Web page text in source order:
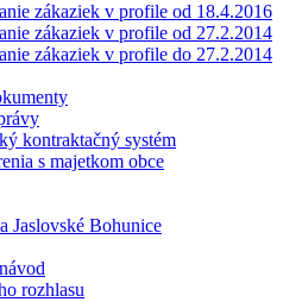
zákaziek v profile od 18.4.2016
zákaziek v profile od 27.2.2014
zákaziek v profile do 27.2.2014
kontraktačný systém
s majetkom obce
Jaslovské Bohunice
rozhlasu